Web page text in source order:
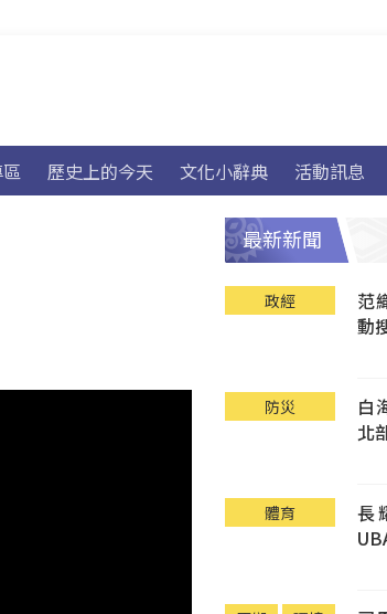
歷史上的今天 文化小辭典 活動訊息
最新新聞
政經
范
動
防災
白
北
體育
長